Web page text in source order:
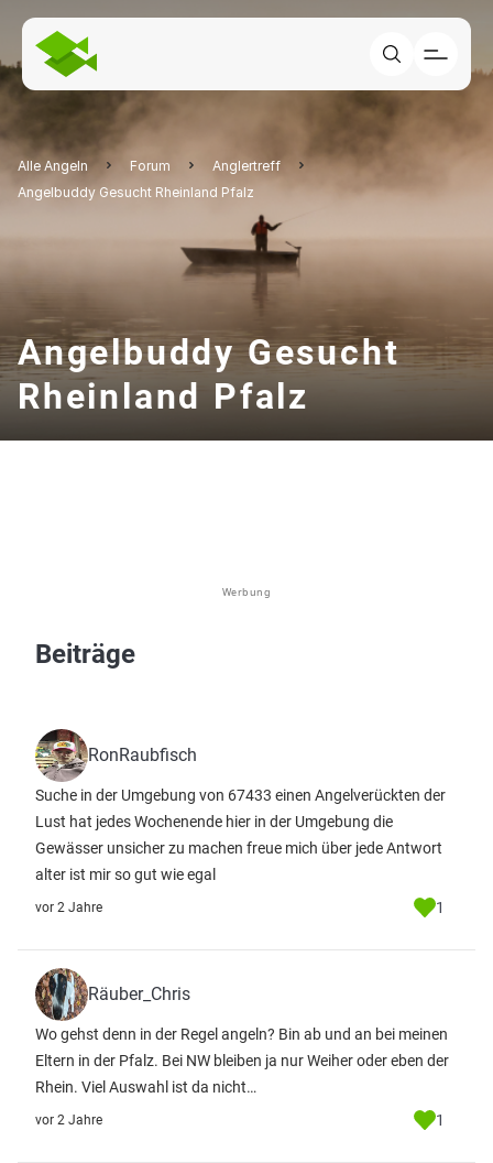
Alle Angeln Forum
Anglertreff
Angelbuddy Gesucht Rheinland Pfalz
Angelbuddy Gesucht
Rheinland Pfalz
Werbung
Beiträge
RonRaubfisch
Suche in der Umgebung von 67433 einen Angelverückten der
Lust hat jedes Wochenende hier in der Umgebung die
Gewässer unsicher zu machen freue mich über jede Antwort
alter ist mir so gut wie egal
vor 2 Jahre 1
Räuber_Chris
Wo gehst denn in der Regel angeln? Bin ab und an bei meinen
Eltern in der Pfalz. Bei NW bleiben ja nur Weiher oder eben der
Rhein. Viel Auswahl ist da nicht…
vor 2 Jahre 1